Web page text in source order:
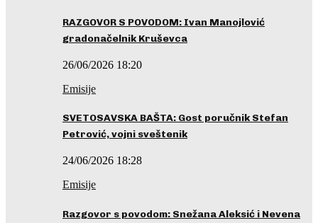
RAZGOVOR S POVODOM: Ivan Manojlović
gradonačelnik Kruševca
26/06/2026 18:20
Emisije
SVETOSAVSKA BAŠTA: Gost poručnik Stefan
Petrović, vojni sveštenik
24/06/2026 18:28
Emisije
Razgovor s povodom: Snežana Aleksić i Nevena